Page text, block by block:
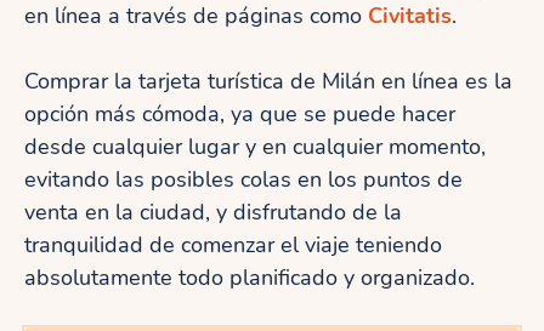
en línea a través de páginas como Civitatis.
Comprar la tarjeta turística de Milán en línea es la
opción más cómoda, ya que se puede hacer
desde cualquier lugar y en cualquier momento,
evitando las posibles colas en los puntos de
venta en la ciudad, y disfrutando de la
tranquilidad de comenzar el viaje teniendo
absolutamente todo planificado y organizado.